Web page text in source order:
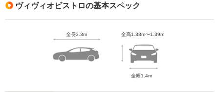
ヴィヴィオビストロの基本スペック
全長3.3m 全高1.38m〜1.39m
全幅1.4m